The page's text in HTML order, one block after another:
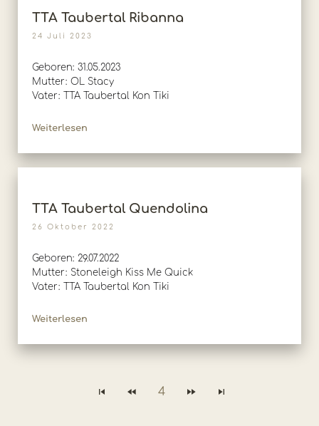
TTA Taubertal Ribanna
24 Juli 2023
Geboren: 31.05.2023
Mutter: OL Stacy
Vater: TTA Taubertal Kon Tiki
Weiterlesen
TTA Taubertal Quendolina
26 Oktober 2022
Geboren: 29.07.2022
Mutter: Stoneleigh Kiss Me Quick
Vater: TTA Taubertal Kon Tiki
Weiterlesen
4